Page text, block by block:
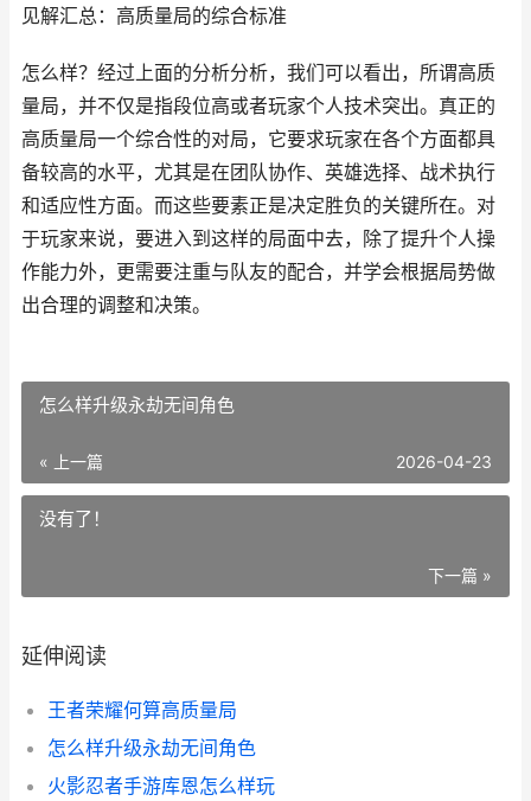
见解汇总：高质量局的综合标准
怎么样？经过上面的分析分析，我们可以看出，所谓高质
量局，并不仅是指段位高或者玩家个人技术突出。真正的
高质量局一个综合性的对局，它要求玩家在各个方面都具
备较高的水平，尤其是在团队协作、英雄选择、战术执行
和适应性方面。而这些要素正是决定胜负的关键所在。对
于玩家来说，要进入到这样的局面中去，除了提升个人操
作能力外，更需要注重与队友的配合，并学会根据局势做
出合理的调整和决策。
怎么样升级永劫无间角色
« 上一篇 2026-04-23
没有了！
下一篇 »
延伸阅读
王者荣耀何算高质量局
怎么样升级永劫无间角色
火影忍者手游库恩怎么样玩